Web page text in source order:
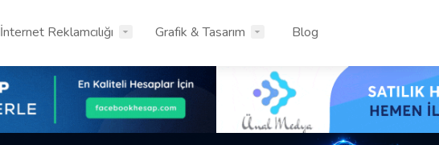
İnternet Reklamcılığı Grafik & Tasarım Blog